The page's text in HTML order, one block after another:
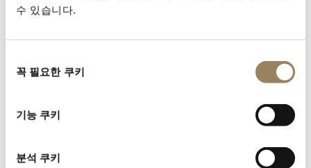
수 있습니다.
꼭 필요한 쿠키
기능 쿠키
분석 쿠키
속하여 사용 및 설정에 관한 기본 안내를 확인하십시오.
매뉴얼 찾기